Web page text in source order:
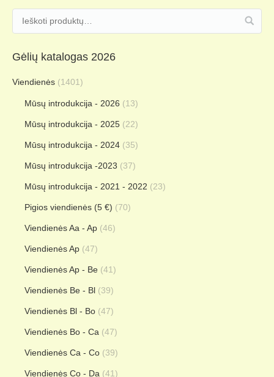
Gėlių katalogas 2026
Viendienės (1401)
Mūsų introdukcija - 2026 (13)
Mūsų introdukcija - 2025 (22)
Mūsų introdukcija - 2024 (35)
Mūsų introdukcija -2023 (37)
Mūsų introdukcija - 2021 - 2022 (23)
Pigios viendienės (5 €) (70)
Viendienės Aa - Ap (46)
Viendienės Ap (47)
Viendienės Ap - Be (41)
Viendienės Be - Bl (39)
Viendienės Bl - Bo (47)
Viendienės Bo - Ca (47)
Viendienės Ca - Co (39)
Viendienės Co - Da (41)